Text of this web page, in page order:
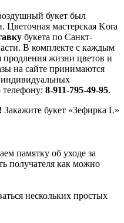
букет был
Цветочная мастерская Kora
букета по Санкт-
В комплекте с каждым
продления жизни цветов и
на сайте принимаются
телефону: 8-911-795-49-95.
Закажите букет «Зефирка L»
памятку об уходе за
получателя как можно
нескольких простых